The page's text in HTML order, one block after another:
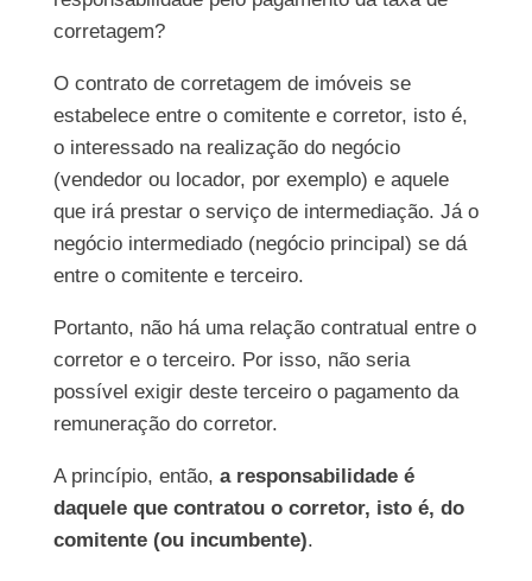
corretagem?
O contrato de corretagem de imóveis se
estabelece entre o comitente e corretor, isto é,
o interessado na realização do negócio
(vendedor ou locador, por exemplo) e aquele
que irá prestar o serviço de intermediação. Já o
negócio intermediado (negócio principal) se dá
entre o comitente e terceiro.
Portanto, não há uma relação contratual entre o
corretor e o terceiro. Por isso, não seria
possível exigir deste terceiro o pagamento da
remuneração do corretor.
A princípio, então, a responsabilidade é
daquele que contratou o corretor, isto é, do
comitente (ou incumbente).